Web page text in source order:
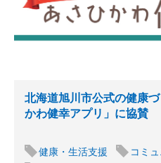
北海道旭川市公式の健康
かわ健幸アプリ」に協賛
健康・生活支援
コミ